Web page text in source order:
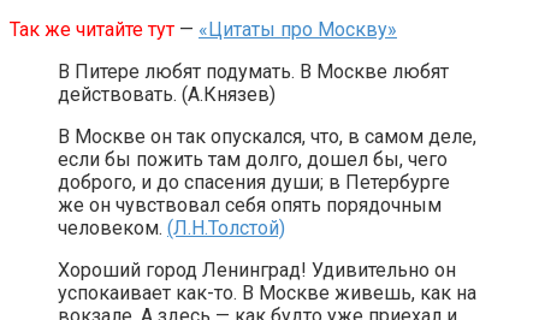
Так же читайте тут — «Цитаты про Москву»
В Питере любят подумать. В Москве любят
действовать. (А.Князев)
В Москве он так опускался, что, в самом деле,
если бы пожить там долго, дошел бы, чего
доброго, и до спасения души; в Петербурге
же он чувствовал себя опять порядочным
человеком. (Л.Н.Толстой)
Хороший город Ленинград! Удивительно он
успокаивает как-то. В Москве живешь, как на